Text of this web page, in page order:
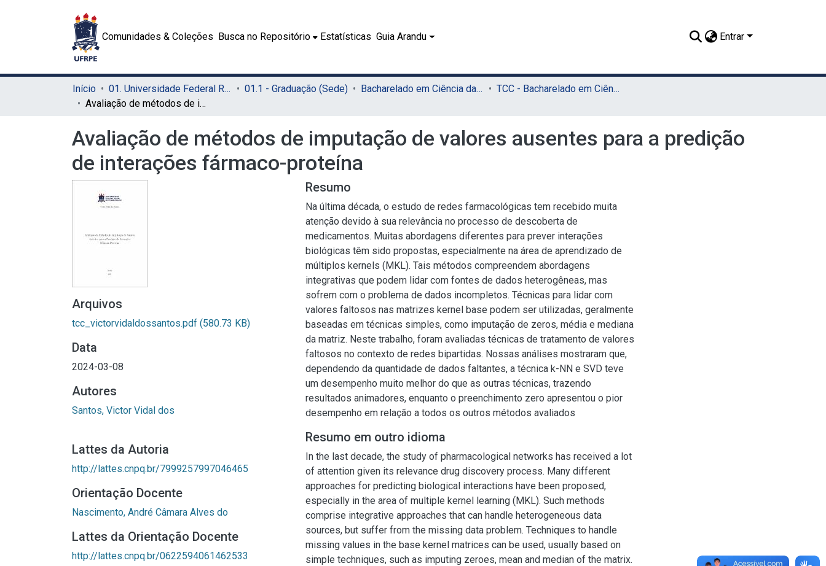
Comunidades & Coleções Busca no Repositório Estatísticas Guia Arandu Entrar
Início 01. Universidade Federal Rural de Pernambuco - UFRPE (Sede) 01.1 - Graduação (Sede) Bacharelado em Ciência da Computação (Sede)
TCC - Bacharelado em Ciência da Computação (Sede)
Avaliação de métodos de imputação de valores ausentes para a predição de interações fármaco-proteína
Avaliação de métodos de imputação de valores ausentes para a predição
de interações fármaco-proteína
Arquivos
tcc_victorvidaldossantos.pdf (580.73 KB)
Data
2024-03-08
Autores
Santos, Victor Vidal dos
Lattes da Autoria
http://lattes.cnpq.br/7999257997046465
Orientação Docente
Nascimento, André Câmara Alves do
Lattes da Orientação Docente
http://lattes.cnpq.br/0622594061462533
Resumo
Na última década, o estudo de redes farmacológicas tem recebido muita
atenção devido à sua relevância no processo de descoberta de
medicamentos. Muitas abordagens diferentes para prever interações
biológicas têm sido propostas, especialmente na área de aprendizado de
múltiplos kernels (MKL). Tais métodos compreendem abordagens
integrativas que podem lidar com fontes de dados heterogêneas, mas
sofrem com o problema de dados incompletos. Técnicas para lidar com
valores faltosos nas matrizes kernel base podem ser utilizadas, geralmente
baseadas em técnicas simples, como imputação de zeros, média e mediana
da matriz. Neste trabalho, foram avaliadas técnicas de tratamento de valores
faltosos no contexto de redes bipartidas. Nossas análises mostraram que,
dependendo da quantidade de dados faltantes, a técnica k-NN e SVD teve
um desempenho muito melhor do que as outras técnicas, trazendo
resultados animadores, enquanto o preenchimento zero apresentou o pior
desempenho em relação a todos os outros métodos avaliados
Resumo em outro idioma
In the last decade, the study of pharmacological networks has received a lot
of attention given its relevance drug discovery process. Many different
approaches for predicting biological interactions have been proposed,
especially in the area of multiple kernel learning (MKL). Such methods
comprise integrative approaches that can handle heterogeneous data
sources, but suffer from the missing data problem. Techniques to handle
missing values in the base kernel matrices can be used, usually based on
simple techniques, such as imputing zeroes, mean and median of the matrix.